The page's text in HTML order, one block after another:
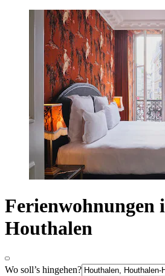
Ferienwohnungen
Houthalen
Wo soll’s hingehen?